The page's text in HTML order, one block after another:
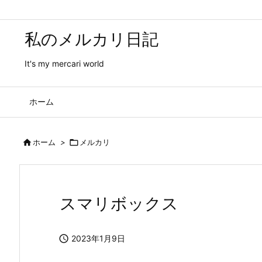
私のメルカリ日記
It's my mercari world
ホーム
ホーム >  メルカリ
スマリボックス
 2023年1月9日